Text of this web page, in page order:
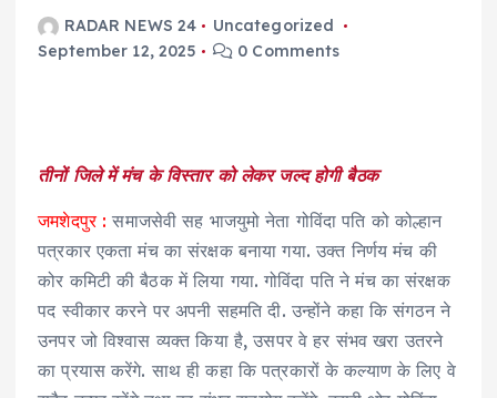
RADAR NEWS 24
Uncategorized
September 12, 2025
0 Comments
तीनों जिले में मंच के विस्तार को लेकर जल्द होगी बैठक
जमशेदपुर : समाजसेवी सह भाजयुमो नेता गोविंदा पति को कोल्हान
पत्रकार एकता मंच का संरक्षक बनाया गया. उक्त निर्णय मंच की
कोर कमिटी की बैठक में लिया गया. गोविंदा पति ने मंच का संरक्षक
पद स्वीकार करने पर अपनी सहमति दी. उन्होंने कहा कि संगठन ने
उनपर जो विश्वास व्यक्त किया है, उसपर वे हर संभव खरा उतरने
का प्रयास करेंगे. साथ ही कहा कि पत्रकारों के कल्याण के लिए वे